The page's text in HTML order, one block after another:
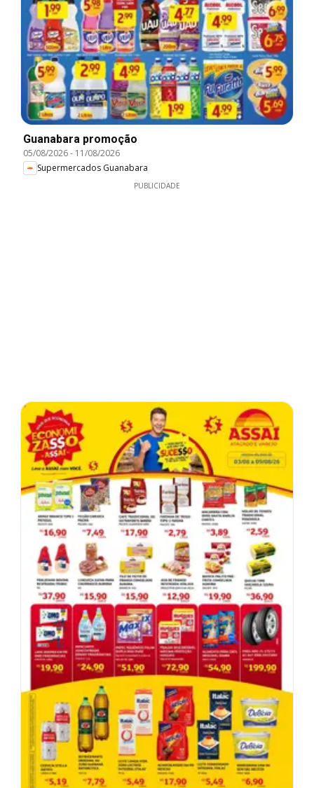
Guanabara promoção
05/08/2026- 11/08/2026
Supermercados Guanabara
PUBLICIDADE